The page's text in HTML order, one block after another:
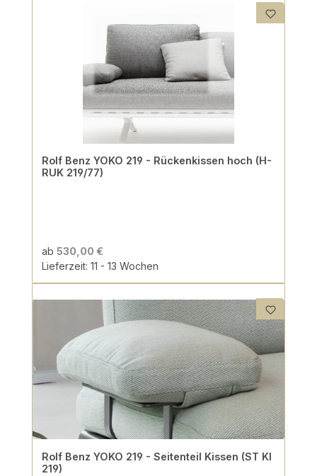
Rolf Benz YOKO 219 - Rückenkissen hoch (H-
RUK 219/77)
ab 530,00 €
Lieferzeit: 11 - 13 Wochen
Rolf Benz YOKO 219 - Seitenteil Kissen (ST KI
219)